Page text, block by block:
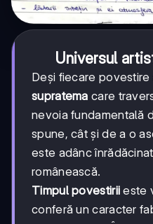
Universul
Deși fiecare
supratema care
nevoia fundamentală
spune, cât și de a o
este adânc
românească.
Timpul povestirii este
conferă un caracter